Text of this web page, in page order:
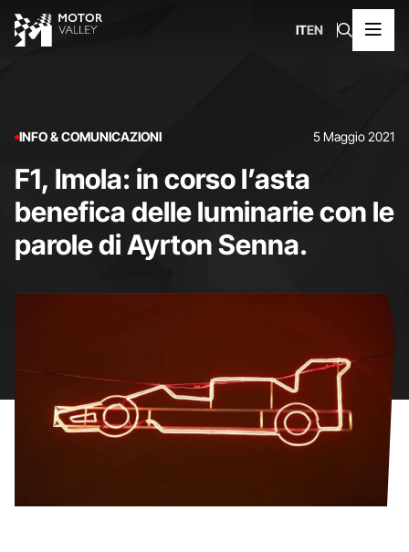
ITEN
INFO & COMUNICAZIONI 5 Maggio 2021
F1, Imola: in corso l’asta
benefica delle luminarie con le
parole di Ayrton Senna.